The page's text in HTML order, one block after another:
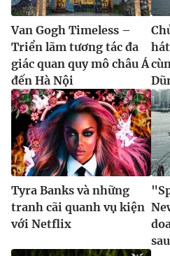
Van Gogh Timeless –
Triển lãm tương tác đa
giác quan quy mô châu Á
đến Hà Nội
Tyra Banks và những
tranh cãi quanh vụ kiện
với Netflix